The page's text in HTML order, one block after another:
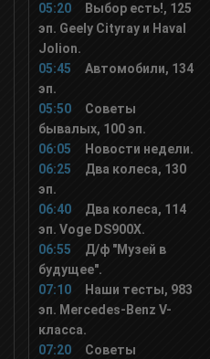
Top Secret
Мульт
Дисней
Карусель
В Гостях у Сказки
Супер
05:20
Выбор есть!, 125
эп. Geely Cityray и Haval
Jolion.
05:45
Автомобили, 134
эп.
05:50
Советы
бывалых, 100 эп.
06:05
Новости недели.
06:25
Два колеса, 130
эп.
06:40
Два колеса, 114
эп. Voge DS900X.
06:55
Д/ф "Музей в
будущее".
07:10
Наши тесты, 983
эп. Mercedes-Benz V-
класса.
07:20
Советы